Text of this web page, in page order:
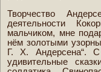
Творчество
деятельности
мальчиком, мне
нём золотыми
Г. X. Андерсена“.
удивительные